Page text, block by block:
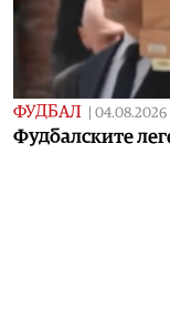
ФУДБАЛ 04.08.2026
Фудбалските